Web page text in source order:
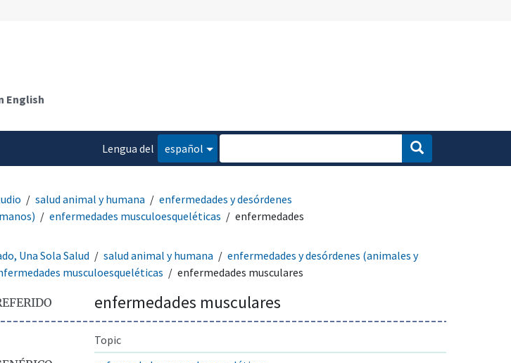
English
Lengua del
español
salud animal y humana
enfermedades y desórdenes
enfermedades musculoesqueléticas
enfermedades
Una Sola Salud
salud animal y humana
enfermedades y desórdenes (animales y
musculoesqueléticas enfermedades musculares
enfermedades musculares
Topic